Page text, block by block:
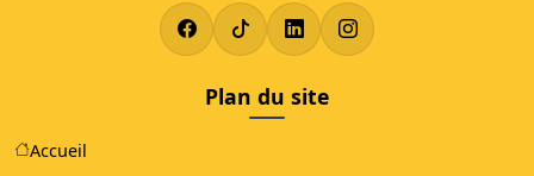
Plan du site
Accueil